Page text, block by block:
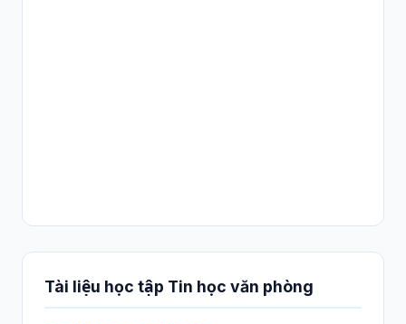
Tài liệu học tập Tin học văn phòng